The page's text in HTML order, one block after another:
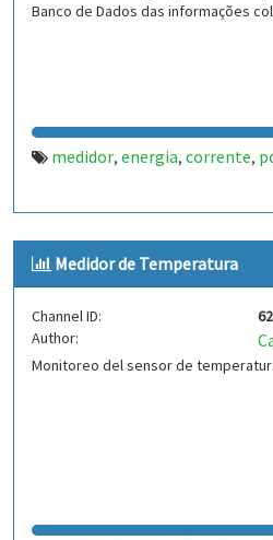
Banco de Dados das informações
medidor, energia, corrente,
Medidor de Temperatura
Channel ID:
Author:
Monitoreo del sensor de